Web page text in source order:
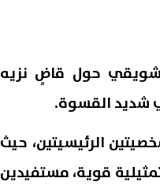
حول قاضٍ نزيه
شديد القسوة.
الرئيسيتين، حيث
قوية، مستفيدين